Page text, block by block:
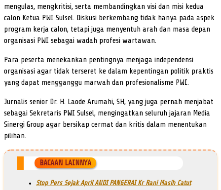
mengulas, mengkritisi, serta membandingkan visi dan misi kedua
calon Ketua PWI Sulsel. Diskusi berkembang tidak hanya pada aspek
program kerja calon, tetapi juga menyentuh arah dan masa depan
organisasi PWI sebagai wadah profesi wartawan.
Para peserta menekankan pentingnya menjaga independensi
organisasi agar tidak terseret ke dalam kepentingan politik praktis
yang dapat mengganggu marwah dan profesionalisme PWI.
Jurnalis senior Dr. H. Laode Arumahi, SH, yang juga pernah menjabat
sebagai Sekretaris PWI Sulsel, mengingatkan seluruh jajaran Media
Sinergi Group agar bersikap cermat dan kritis dalam menentukan
pilihan.
BACAAN LAINNYA
Stop Pers Sejak April ANDI PANGERAI Kr Rani Masih Catut